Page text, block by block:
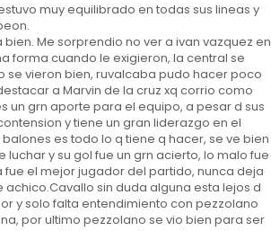
muy equilibrado en todas sus lineas y
Me sorprendio no ver a ivan vazquez en
forma cuando le exigieron, la central se
vieron bien, ruvalcaba pudo hacer poco
a Marvin de la cruz xq corrio como
un grn aporte para el equipo, a pesar d sus
y tiene un gran liderazgo en el
es todo lo q tiene q hacer, se ve bien
y su gol fue un grn acierto, lo malo fue
fue el mejor jugador del partido, nunca deja
sin duda alguna esta lejos d
y solo falta entendimiento con pezzolano
por ultimo pezzolano se vio bien para ser